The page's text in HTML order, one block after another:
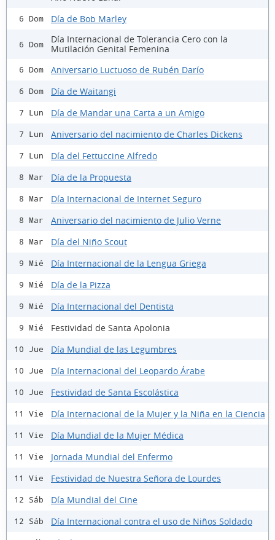
6 Dom Día de Bob Marley
6 Dom
Día Internacional de Tolerancia Cero con la
Mutilación Genital Femenina
6 Dom Aniversario Luctuoso de Rubén Darío
6 Dom Día de Waitangi
7 Lun Día de Mandar una Carta a un Amigo
7 Lun Aniversario del nacimiento de Charles Dickens
7 Lun Día del Fettuccine Alfredo
8 Mar Día de la Propuesta
8 Mar Día Internacional de Internet Seguro
8 Mar Aniversario del nacimiento de Julio Verne
8 Mar Día del Niño Scout
9 Mié Día Internacional de la Lengua Griega
9 Mié Día de la Pizza
9 Mié Día Internacional del Dentista
9 Mié Festividad de Santa Apolonia
10 Jue Día Mundial de las Legumbres
10 Jue Día Internacional del Leopardo Árabe
10 Jue Festividad de Santa Escolástica
11 Vie Día Internacional de la Mujer y la Niña en la Ciencia
11 Vie Día Mundial de la Mujer Médica
11 Vie Jornada Mundial del Enfermo
11 Vie Festividad de Nuestra Señora de Lourdes
12 Sáb Día Mundial del Cine
12 Sáb Día Internacional contra el uso de Niños Soldado